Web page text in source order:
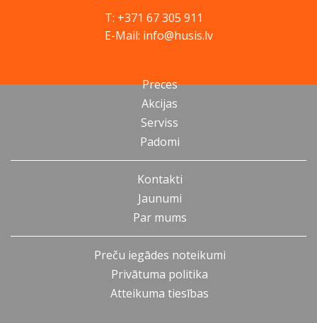
T: +371 67 305 911
E-Mail: info@husis.lv
Preces
Akcijas
Serviss
Padomi
Kontakti
Jaunumi
Par mums
Preču iegādes noteikumi
Privātuma politika
Atteikuma tiesības